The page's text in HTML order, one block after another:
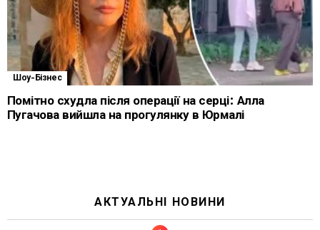
Шоу-Бізнес
Помітно схудла після операції на серці: Алла
Пугачова вийшла на прогулянку в Юрмалі
АКТУАЛЬНІ НОВИНИ